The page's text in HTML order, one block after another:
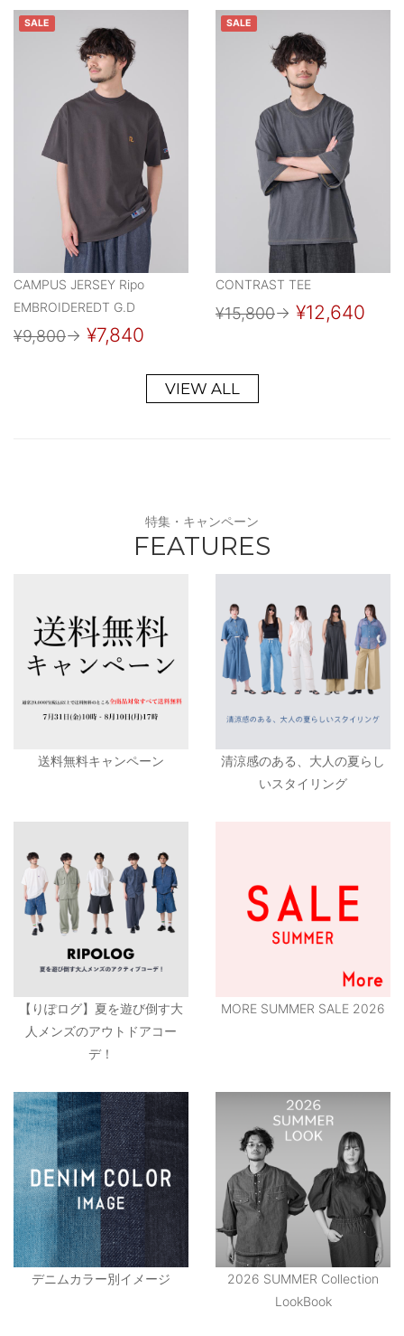
SALE
CAMPUS JERSEY Ripo
EMBROIDEREDT G.D
¥9,800→ ¥7,840
SALE
CONTRAST TEE
¥15,800→ ¥12,640
VIEW ALL
特集・キャンペーン
FEATURES
送料無料キャンペーン
清涼感のある、大人の夏らし
いスタイリング
【りぽログ】夏を遊び倒す大
人メンズのアウトドアコー
デ！
MORE SUMMER SALE 2026
デニムカラー別イメージ
2026 SUMMER Collection
LookBook